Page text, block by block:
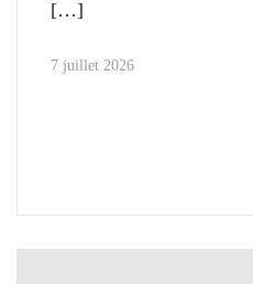
7 juillet 2026